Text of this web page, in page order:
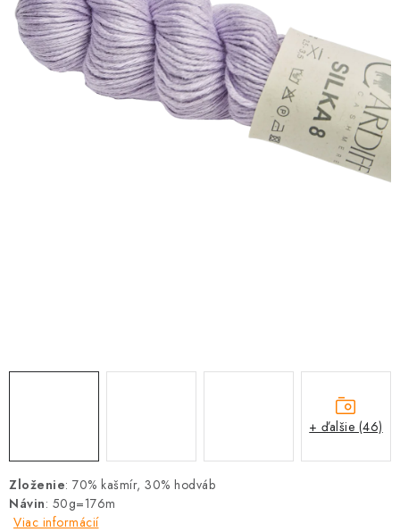
Zloženie: 70% kašmír, 30% hodváb
Návin: 50g=176m
Viac informácií
+ ďalšie (46)